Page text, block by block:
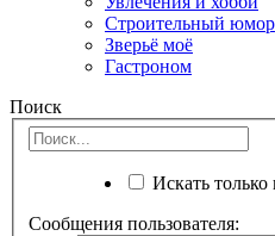
Строительный юмор
Зверьё моё
Гастроном
Поиск
Искать только
Сообщения пользователя: